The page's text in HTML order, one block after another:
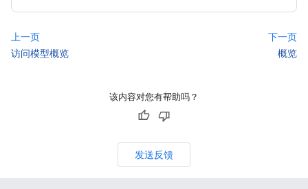
上一页
访问模型概览
下一页
概览
该内容对您有帮助吗？
发送反馈